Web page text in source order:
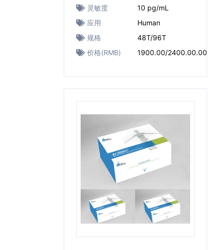
灵敏度
10 pg/mL
应用
Human
规格
48T/96T
价格(RMB)
1900.00/2400.00.00